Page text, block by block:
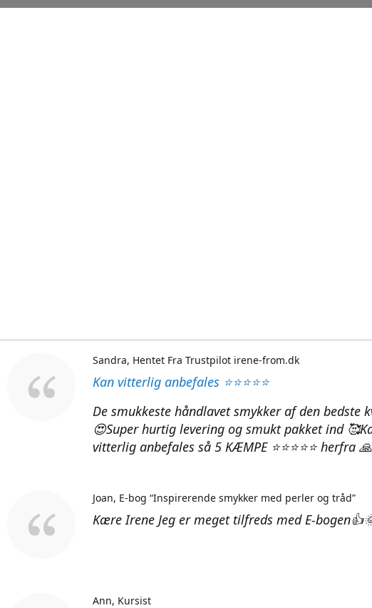
Kan vitterlig anbefales ⭐⭐⭐⭐⭐
De smukkeste håndlavet smykker af den bedste
😍Super hurtig levering og smukt pakket ind
vitterlig anbefales så 5 KÆMPE ⭐⭐⭐⭐⭐ herfra 🙏
Sandra Hentet Fra Trustpilot irene-from.dk
Kære Irene Jeg er meget tilfreds med E-
Joan E-bog “Inspirerende smykker med perler og tråd”
Ann Kursist